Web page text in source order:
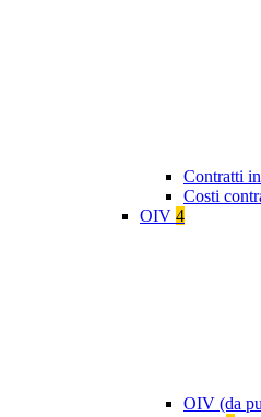
Contratti
Costi
OIV 4
OIV (da